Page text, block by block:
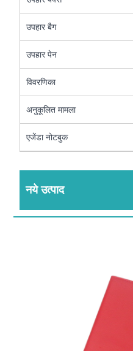
उपहार बैग
उपहार पेन
विवरणिका
अनुकूलित मामला
एजेंडा नोटबुक
नये उत्पाद